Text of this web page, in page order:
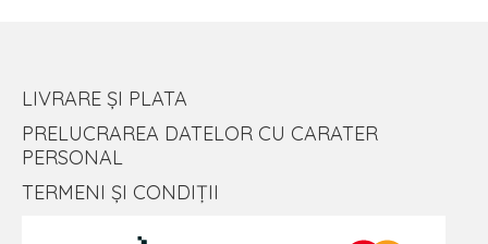
LIVRARE ȘI PLATA
PRELUCRAREA DATELOR CU CARATER
PERSONAL
TERMENI ȘI CONDIȚII